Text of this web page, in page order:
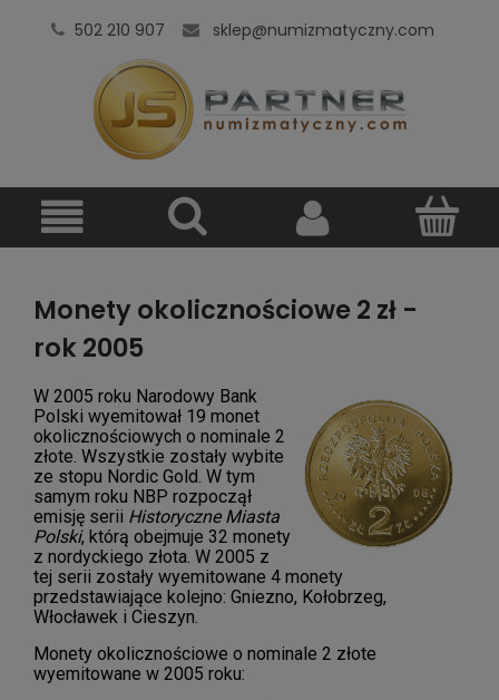
502 210 907 sklep@numizmatyczny.com
Monety okolicznościowe 2 zł -
rok 2005
W 2005 roku Narodowy Bank
Polski wyemitował 19 monet
okolicznościowych o nominale 2
złote. Wszystkie zostały wybite
ze stopu Nordic Gold. W tym
samym roku NBP rozpoczął
emisję serii Historyczne Miasta
Polski, którą obejmuje 32 monety
z nordyckiego złota. W 2005 z
tej serii zostały wyemitowane 4 monety
przedstawiające kolejno: Gniezno, Kołobrzeg,
Włocławek i Cieszyn.
Monety okolicznościowe o nominale 2 złote
wyemitowane w 2005 roku: